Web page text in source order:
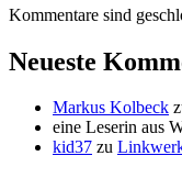
Kommentare sind
Neueste
Markus Kolbeck
eine Leserin aus
kid37 zu